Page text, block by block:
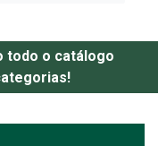
todo o catálogo